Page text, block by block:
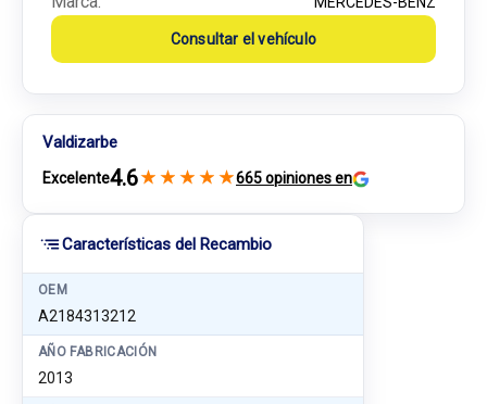
Características del Recambio
OEM
A2184313212
AÑO FABRICACIÓN
2013
Consultar el vehículo
Valdizarbe
Excelente4.6★ ★ ★ ★ ★665 opiniones en